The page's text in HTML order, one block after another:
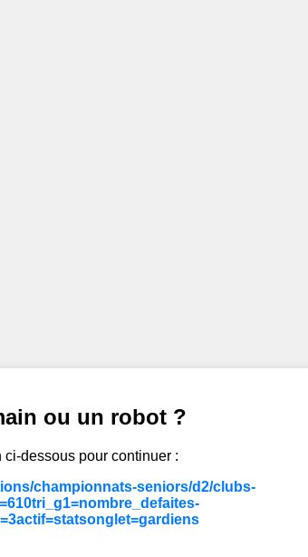
ou un robot ?
dessous pour continuer :
championnats-seniors/d2/clubs-